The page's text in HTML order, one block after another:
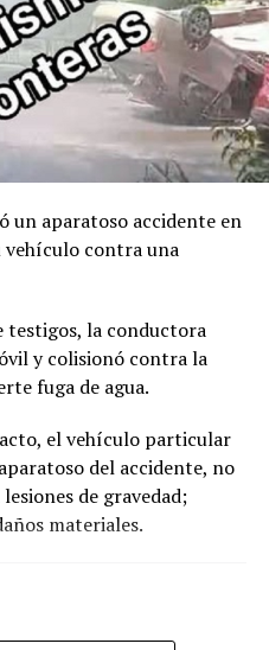
un aparatoso accidente en
vehículo contra una
testigos, la conductora
y colisionó contra la
fuga de agua.
el vehículo particular
del accidente, no
de gravedad;
materiales.